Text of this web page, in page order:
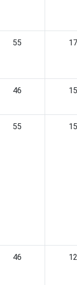
55 17
46 15
55 15
46 12